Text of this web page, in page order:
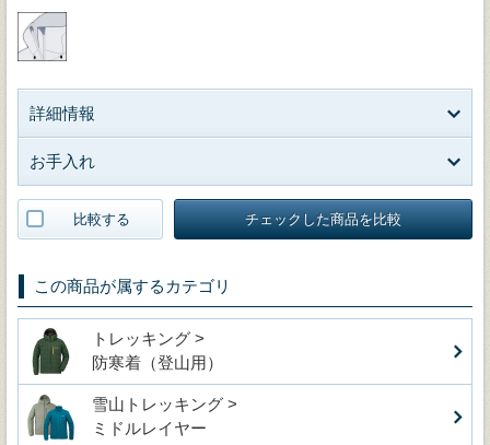
詳細情報
お手入れ
比較する チェックした商品を比較
この商品が属するカテゴリ
トレッキング >
防寒着（登山用）
雪山トレッキング >
ミドルレイヤー